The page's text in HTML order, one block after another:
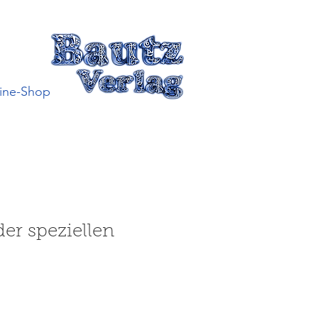
Shop
speziellen